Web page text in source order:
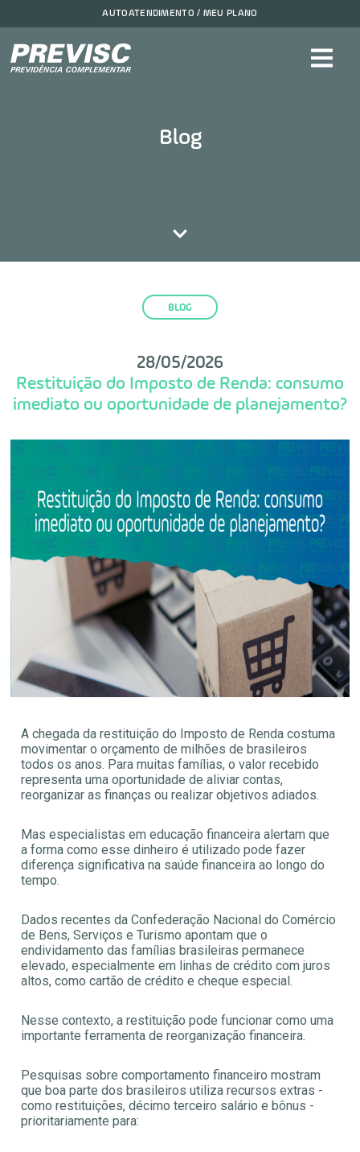
AUTOATENDIMENTO / MEU PLANO
Blog
BLOG
28/05/2026
Restituição do Imposto de Renda: consumo
imediato ou oportunidade de planejamento?
A chegada da restituição do Imposto de Renda costuma
movimentar o orçamento de milhões de brasileiros
todos os anos. Para muitas famílias, o valor recebido
representa uma oportunidade de aliviar contas,
reorganizar as finanças ou realizar objetivos adiados.
Mas especialistas em educação financeira alertam que
a forma como esse dinheiro é utilizado pode fazer
diferença significativa na saúde financeira ao longo do
tempo.
Dados recentes da Confederação Nacional do Comércio
de Bens, Serviços e Turismo apontam que o
endividamento das famílias brasileiras permanece
elevado, especialmente em linhas de crédito com juros
altos, como cartão de crédito e cheque especial.
Nesse contexto, a restituição pode funcionar como uma
importante ferramenta de reorganização financeira.
Pesquisas sobre comportamento financeiro mostram
que boa parte dos brasileiros utiliza recursos extras -
como restituições, décimo terceiro salário e bônus -
prioritariamente para: